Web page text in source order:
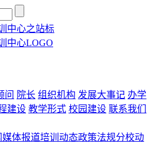
问 院长 组织机构 发展大事记 办学
建设 教学形式 校园建设 联系我们
媒体报道培训动态政策法规分校动